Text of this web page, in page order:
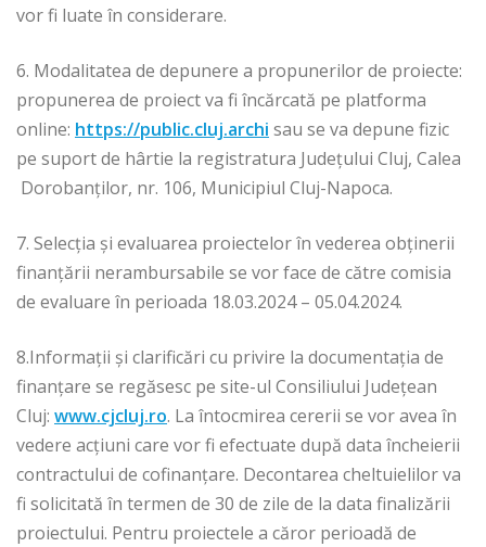
vor fi luate în considerare.
6. Modalitatea de depunere a propunerilor de proiecte:
propunerea de proiect va fi încărcată pe platforma
online: https://public.cluj.archi sau se va depune fizic
pe suport de hârtie la registratura Județului Cluj, Calea
Dorobanților, nr. 106, Municipiul Cluj-Napoca.
7. Selecția și evaluarea proiectelor în vederea obținerii
finanțării nerambursabile se vor face de către comisia
de evaluare în perioada 18.03.2024 – 05.04.2024.
8.Informații și clarificări cu privire la documentația de
finanțare se regăsesc pe site-ul Consiliului Județean
Cluj: www.cjcluj.ro. La întocmirea cererii se vor avea în
vedere acţiuni care vor fi efectuate după data încheierii
contractului de cofinanţare. Decontarea cheltuielilor va
fi solicitată în termen de 30 de zile de la data finalizării
proiectului. Pentru proiectele a căror perioadă de